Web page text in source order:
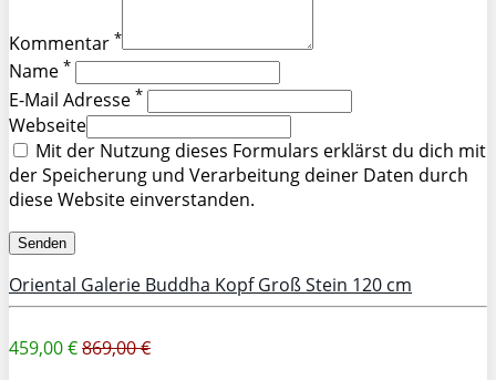
Kommentar *
Name *
E-Mail Adresse *
Webseite
Mit der Nutzung dieses Formulars erklärst du dich mit
der Speicherung und Verarbeitung deiner Daten durch
diese Website einverstanden.
Oriental Galerie Buddha Kopf Groß Stein 120 cm
459,00 €869,00 €